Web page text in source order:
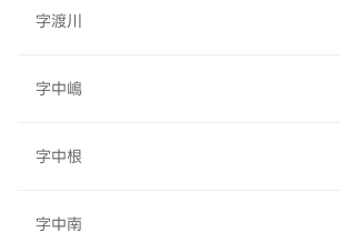
字渡川
字中嶋
字中根
字中南